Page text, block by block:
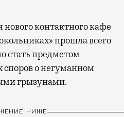
прошла всего
стать предметом
о негуманном
грызунами.
НИЖЕ